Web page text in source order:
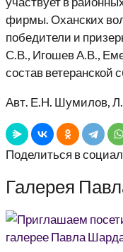
фирмы. Оханских
победители и
С.В., Игошев А.В.,
состав ветеранской
Авт. Е.Н. Шумилов,
Поделиться в
Галерея